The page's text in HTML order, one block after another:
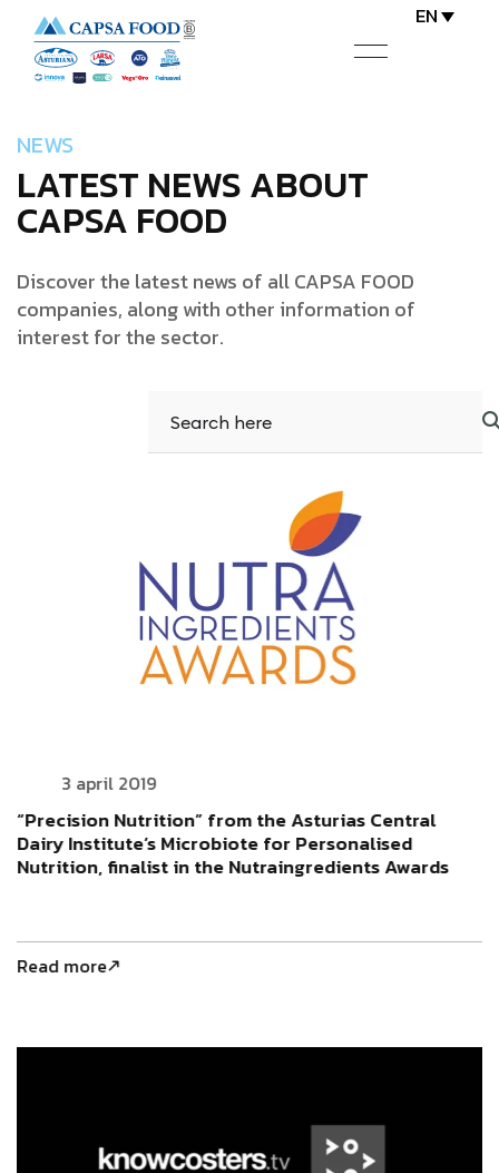
NEWS
LATEST NEWS ABOUT
CAPSA FOOD
Discover the latest news of all CAPSA FOOD
companies, along with other information of
interest for the sector.
3 april 2019
“Precision Nutrition” from the Asturias Central
Dairy Institute’s Microbiote for Personalised
Nutrition, finalist in the Nutraingredients Awards
Read more
EN